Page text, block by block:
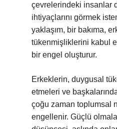
çevrelerindeki insanlar
ihtiyaçlarını görmek
yaklaşım, bir bakıma,
tükenmişliklerini kabul
bir engel oluşturur.
Erkeklerin, duygusal
etmeleri ve
çoğu zaman toplumsal
engellenir. Güçlü